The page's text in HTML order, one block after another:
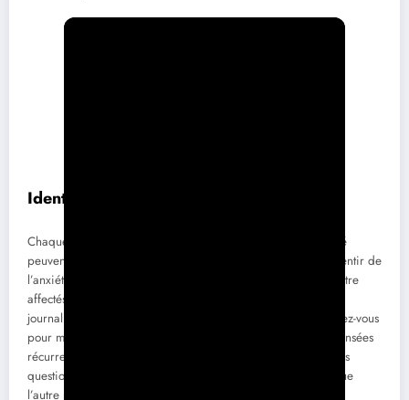
Identifiant les déclencheurs de l’anxiété
Chaque personne est unique, et les déclencheurs de l’anxiété
peuvent varier d’un individu à l’autre. Certains peuvent ressentir de
l’anxiété avant un rendez-vous, tandis que d’autres peuvent être
affectés pendant une interaction. Il peut être utile de tenir un
journal où vous notez vos sentiments avant et après des rendez-vous
pour mieux comprendre ces déclencheurs. Avez-vous des pensées
récurrentes qui surgissent ? Essayez de les identifier et de les
questionner. Par exemple, si vous avez tendance à penser que
l’autre personne vous jugera, interrogez cette pensée : est-ce